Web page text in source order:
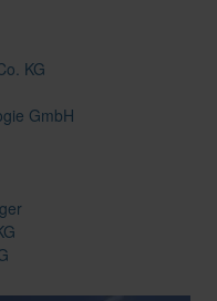
KG
GmbH